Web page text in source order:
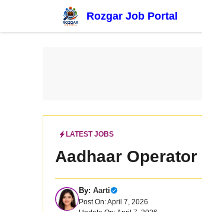
content
Rozgar Job Portal
LATEST JOBS
Aadhaar
By: Aarti
Post On: April 7, 2026